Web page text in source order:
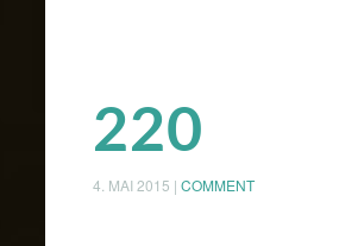
220
4. MAI 2015 | COMMENT